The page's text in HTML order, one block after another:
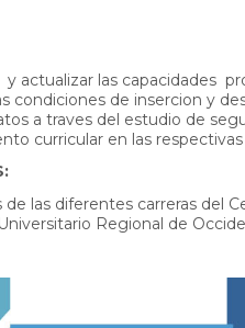
actualizar las capacidades
condiciones de insercion y
a traves del estudio de
curricular en las respectivas
de las diferentes carreras del
Regional de